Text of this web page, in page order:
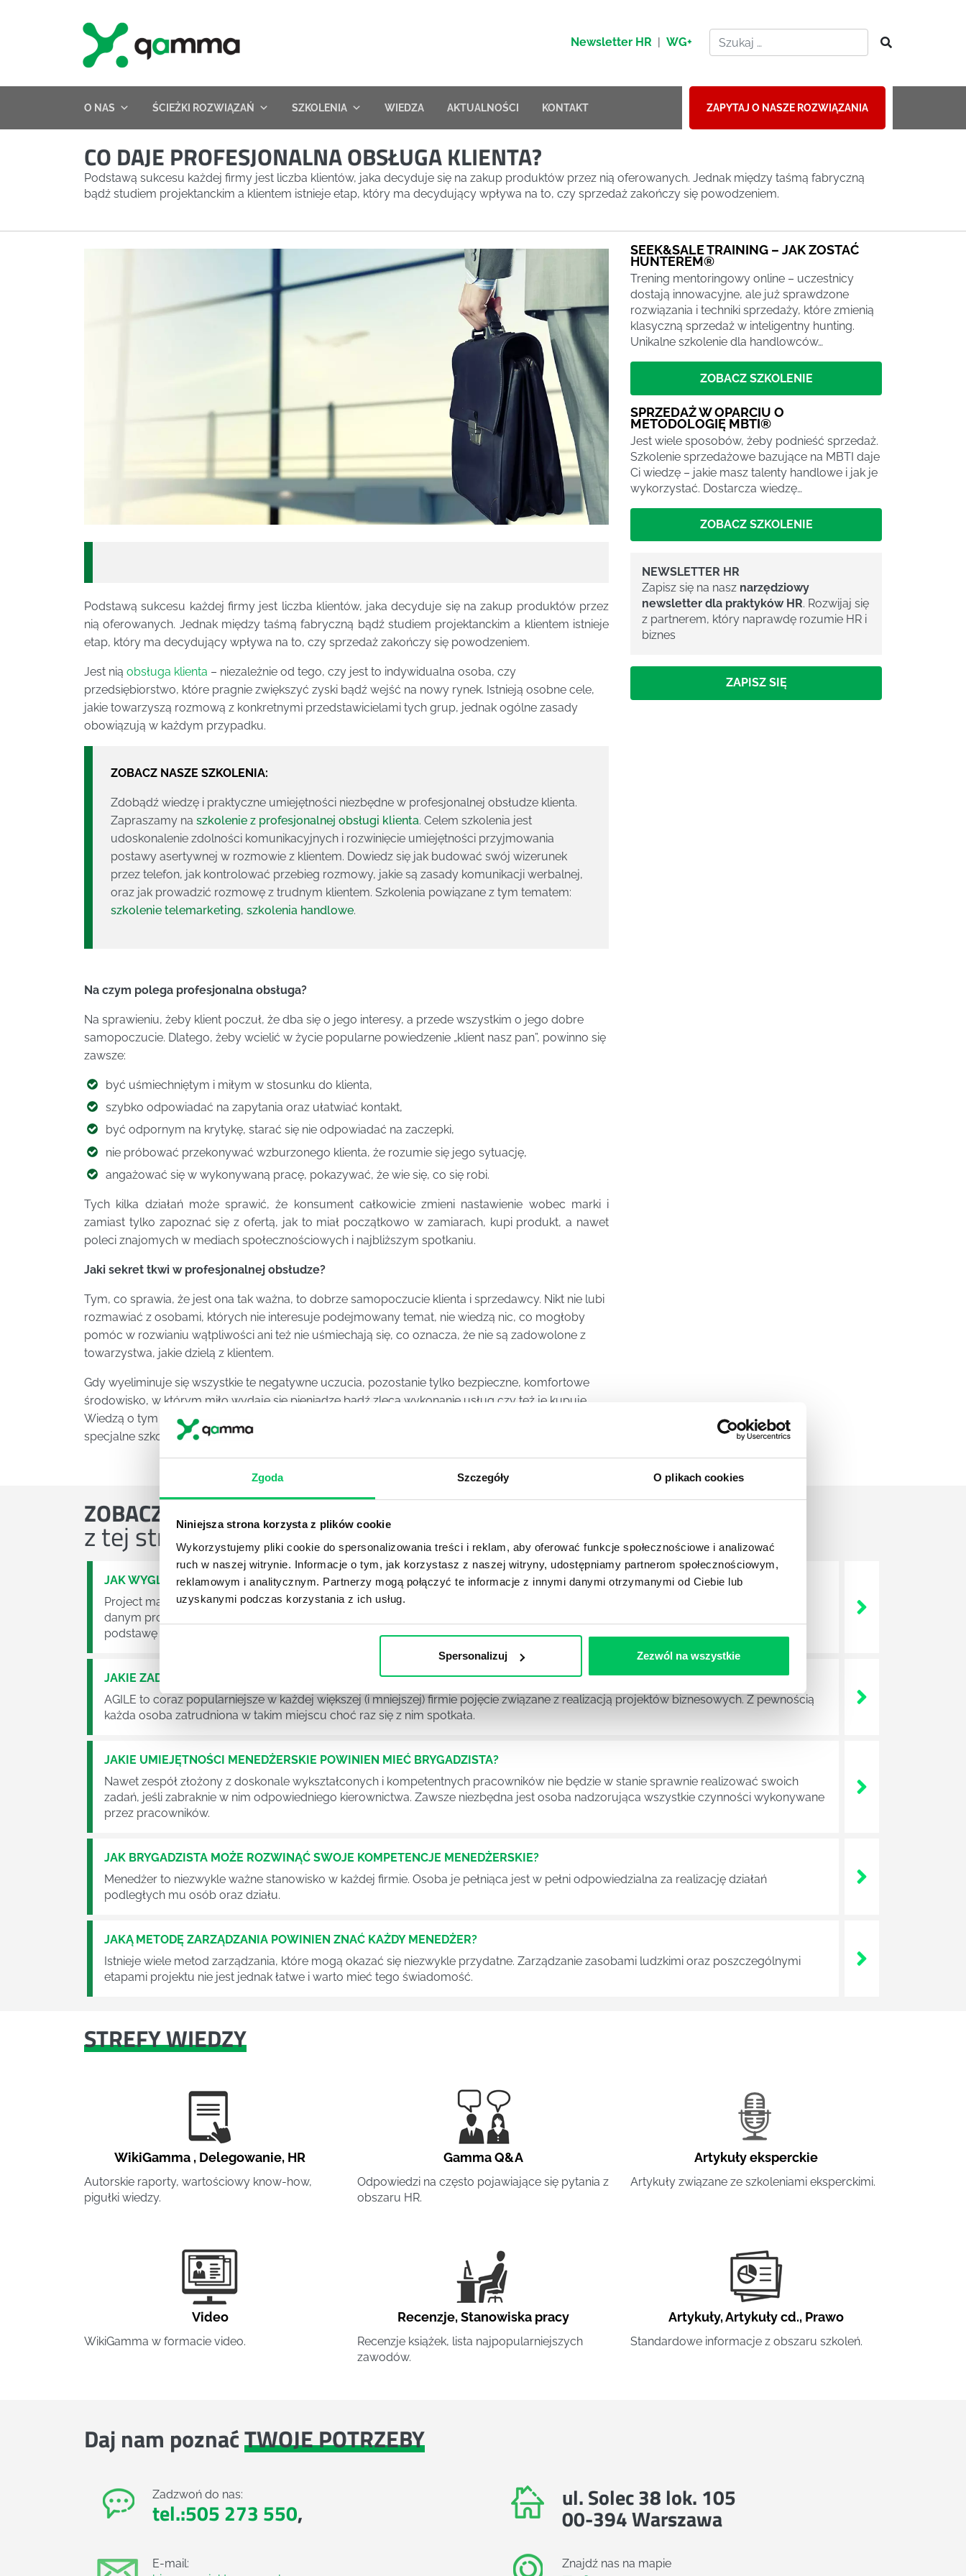
Zgoda Szczegóły O plikach cookies
Niniejsza strona korzysta z plików cookie
Wykorzystujemy pliki cookie do spersonalizowania treści i reklam, aby oferować funkcje społecznościowe i analizować
ruch w naszej witrynie. Informacje o tym, jak korzystasz z naszej witryny, udostępniamy partnerom społecznościowym,
reklamowym i analitycznym. Partnerzy mogą połączyć te informacje z innymi danymi otrzymanymi od Ciebie lub
uzyskanymi podczas korzystania z ich usług.
Spersonalizuj Zezwól na wszystkie
Newsletter HR | WG+
O NAS ŚCIEŻKI ROZWIĄZAŃ SZKOLENIA WIEDZA AKTUALNOŚCI KONTAKT ZAPYTAJ O NASZE ROZWIĄZANIA
CO DAJE PROFESJONALNA OBSŁUGA KLIENTA?
Podstawą sukcesu każdej firmy jest liczba klientów, jaka decyduje się na zakup produktów przez nią oferowanych. Jednak między taśmą fabryczną
bądź studiem projektanckim a klientem istnieje etap, który ma decydujący wpływa na to, czy sprzedaż zakończy się powodzeniem.
Podstawą sukcesu każdej firmy jest liczba klientów, jaka decyduje się na zakup produktów przez
nią oferowanych. Jednak między taśmą fabryczną bądź studiem projektanckim a klientem istnieje
etap, który ma decydujący wpływa na to, czy sprzedaż zakończy się powodzeniem.
Jest nią obsługa klienta – niezależnie od tego, czy jest to indywidualna osoba, czy
przedsiębiorstwo, które pragnie zwiększyć zyski bądź wejść na nowy rynek. Istnieją osobne cele,
jakie towarzyszą rozmową z konkretnymi przedstawicielami tych grup, jednak ogólne zasady
obowiązują w każdym przypadku.
ZOBACZ NASZE SZKOLENIA:
Zdobądź wiedzę i praktyczne umiejętności niezbędne w profesjonalnej obsłudze klienta.
Zapraszamy na szkolenie z profesjonalnej obsługi klienta. Celem szkolenia jest
udoskonalenie zdolności komunikacyjnych i rozwinięcie umiejętności przyjmowania
postawy asertywnej w rozmowie z klientem. Dowiedz się jak budować swój wizerunek
przez telefon, jak kontrolować przebieg rozmowy, jakie są zasady komunikacji werbalnej,
oraz jak prowadzić rozmowę z trudnym klientem. Szkolenia powiązane z tym tematem:
szkolenie telemarketing, szkolenia handlowe.
Na czym polega profesjonalna obsługa?
Na sprawieniu, żeby klient poczuł, że dba się o jego interesy, a przede wszystkim o jego dobre
samopoczucie. Dlatego, żeby wcielić w życie popularne powiedzenie „klient nasz pan”, powinno się
zawsze:
być uśmiechniętym i miłym w stosunku do klienta,
szybko odpowiadać na zapytania oraz ułatwiać kontakt,
być odpornym na krytykę, starać się nie odpowiadać na zaczepki,
nie próbować przekonywać wzburzonego klienta, że rozumie się jego sytuację,
angażować się w wykonywaną pracę, pokazywać, że wie się, co się robi.
Tych kilka działań może sprawić, że konsument całkowicie zmieni nastawienie wobec marki i
zamiast tylko zapoznać się z ofertą, jak to miał początkowo w zamiarach, kupi produkt, a nawet
poleci znajomych w mediach społecznościowych i najbliższym spotkaniu.
Jaki sekret tkwi w profesjonalnej obsłudze?
Tym, co sprawia, że jest ona tak ważna, to dobrze samopoczucie klienta i sprzedawcy. Nikt nie lubi
rozmawiać z osobami, których nie interesuje podejmowany temat, nie wiedzą nic, co mogłoby
pomóc w rozwianiu wątpliwości ani też nie uśmiechają się, co oznacza, że nie są zadowolone z
towarzystwa, jakie dzielą z klientem.
Gdy wyeliminuje się wszystkie te negatywne uczucia, pozostanie tylko bezpieczne, komfortowe
środowisko, w którym miło wydaje się pieniądze bądź zleca wykonanie usług czy też je kupuje.
Wiedzą o tym największe przedsiębiorstwa, stąd często wysyłają swoich przedstawicieli na
specjalne szkolenia podnoszące ich kwalifikacje i polepszające wizerunek firmy.
SEEK&SALE TRAINING – JAK ZOSTAĆ
HUNTEREM®
Trening mentoringowy online – uczestnicy
dostają innowacyjne, ale już sprawdzone
rozwiązania i techniki sprzedaży, które zmienią
klasyczną sprzedaż w inteligentny hunting.
Unikalne szkolenie dla handlowców…
ZOBACZ SZKOLENIE
SPRZEDAŻ W OPARCIU O
METODOLOGIĘ MBTI®
Jest wiele sposobów, żeby podnieść sprzedaż.
Szkolenie sprzedażowe bazujące na MBTI daje
Ci wiedzę – jakie masz talenty handlowe i jak je
wykorzystać. Dostarcza wiedzę…
ZOBACZ SZKOLENIE
NEWSLETTER HR
Zapisz się na nasz narzędziowy
newsletter dla praktyków HR. Rozwijaj się
z partnerem, który naprawdę rozumie HR i
biznes
ZAPISZ SIĘ
ZOBACZ OSTATNIE ARTYKUŁY
z tej strefy wiedzy
JAK WYGLĄDA PRACA ZESPOŁÓW PROJEKTOWYCH W ZWINNEJ METODYCE?
Project management (czyli zarządzanie projektami) to szereg czynności mających na celu zrealizowanie wszystkich związanych z
danym projektem założeń. Zajmują się nim osoby wchodzące w skład specjalnych zespołów projektowych, a ich praca stanowi
podstawę działalności wielu przedsiębiorstw.
JAKIE ZADANIA MUSZĄ ZREALIZOWAĆ PRACOWNICY ZESPOŁU PROJEKTOWEGO?
AGILE to coraz popularniejsze w każdej większej (i mniejszej) firmie pojęcie związane z realizacją projektów biznesowych. Z pewnością
każda osoba zatrudniona w takim miejscu choć raz się z nim spotkała.
JAKIE UMIEJĘTNOŚCI MENEDŻERSKIE POWINIEN MIEĆ BRYGADZISTA?
Nawet zespół złożony z doskonale wykształconych i kompetentnych pracowników nie będzie w stanie sprawnie realizować swoich
zadań, jeśli zabraknie w nim odpowiedniego kierownictwa. Zawsze niezbędna jest osoba nadzorująca wszystkie czynności wykonywane
przez pracowników.
JAK BRYGADZISTA MOŻE ROZWINĄĆ SWOJE KOMPETENCJE MENEDŻERSKIE?
Menedżer to niezwykle ważne stanowisko w każdej firmie. Osoba je pełniąca jest w pełni odpowiedzialna za realizację działań
podległych mu osób oraz działu.
JAKĄ METODĘ ZARZĄDZANIA POWINIEN ZNAĆ KAŻDY MENEDŻER?
Istnieje wiele metod zarządzania, które mogą okazać się niezwykle przydatne. Zarządzanie zasobami ludzkimi oraz poszczególnymi
etapami projektu nie jest jednak łatwe i warto mieć tego świadomość.
STREFY WIEDZY
WikiGamma , Delegowanie, HR
Autorskie raporty, wartościowy know-how,
pigułki wiedzy.
Gamma Q&A
Odpowiedzi na często pojawiające się pytania z
obszaru HR.
Artykuły eksperckie
Artykuły związane ze szkoleniami eksperckimi.
Video
WikiGamma w formacie video.
Recenzje,Stanowiska pracy
Recenzje książek, lista najpopularniejszych
zawodów.
Artykuły,Artykuły cd., Prawo
Standardowe informacje z obszaru szkoleń.
Daj nam poznaćTWOJE POTRZEBY
Zadzwoń do nas:
tel.:505 273 550,
E-mail:
ul. Solec 38 lok. 105
00-394 Warszawa
Znajdź nas na mapie